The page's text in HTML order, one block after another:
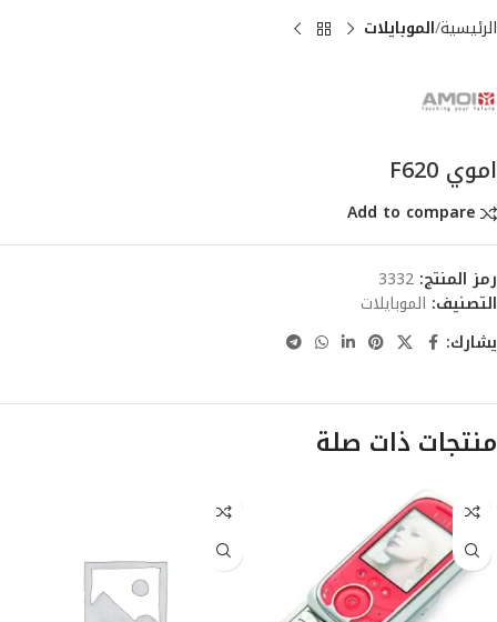
الرئيسية الموبايلات
اموي F620
Add to compare
رمز المنتج: 3332
التصنيف: الموبايلات
يشارك:
منتجات ذات صلة